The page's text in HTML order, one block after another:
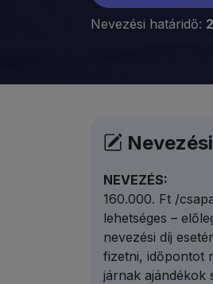
Nevezési határidő:
NEVEZÉS:
160.000. Ft /
lehetséges –
nevezési díj
fizetni, időpontot
járnak ajándékok